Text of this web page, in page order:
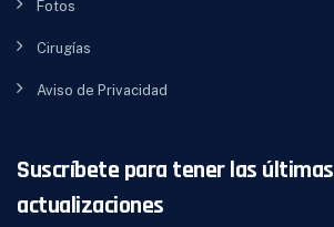
Fotos
Cirugías
Aviso de Privacidad
Suscríbete para tener las últimas
actualizaciones